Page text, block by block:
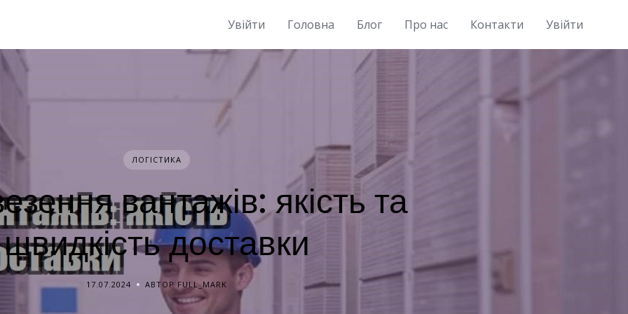
Увійти Головна Блог Про нас Контакти Увійти
ЛОГІСТИКА
вантажів: якість та
швидкість доставки
17.07.2024 АВТОР FULL_MARK